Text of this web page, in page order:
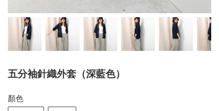
五分袖針織外套（深藍色）
顏色